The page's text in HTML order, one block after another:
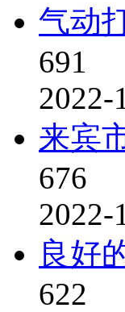
气动
691
2022-
来宾
676
2022-
良好
622